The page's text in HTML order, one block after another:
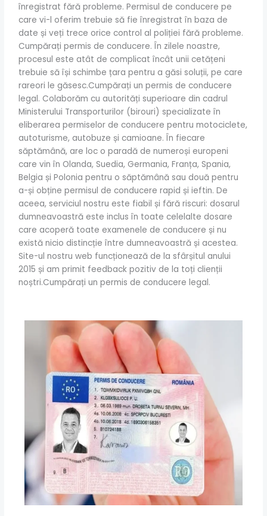
înregistrat fără probleme. Permisul de conducere pe
care vi-l oferim trebuie să fie înregistrat în baza de
date și veți trece orice control al poliției fără probleme.
Cumpărați permis de conducere. În zilele noastre,
procesul este atât de complicat încât unii cetățeni
trebuie să își schimbe țara pentru a găsi soluții, pe care
rareori le găsesc.Cumpărați un permis de conducere
legal. Colaborăm cu autorități superioare din cadrul
Ministerului Transporturilor (birouri) specializate în
eliberarea permiselor de conducere pentru motociclete,
autoturisme, autobuze și camioane. În fiecare
săptămână, are loc o paradă de numeroși europeni
care vin în Olanda, Suedia, Germania, Franța, Spania,
Belgia și Polonia pentru o săptămână sau două pentru
a-și obține permisul de conducere rapid și ieftin. De
aceea, serviciul nostru este fiabil și fără riscuri: dosarul
dumneavoastră este inclus în toate celelalte dosare
care acoperă toate examenele de conducere și nu
există nicio distincție între dumneavoastră și acestea.
Site-ul nostru web funcționează de la sfârșitul anului
2015 și am primit feedback pozitiv de la toți clienții
noștri.Cumpărați un permis de conducere legal.